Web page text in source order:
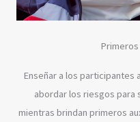
Enseñar a los participantes
abordar los riesgos para
mientras brindan primeros